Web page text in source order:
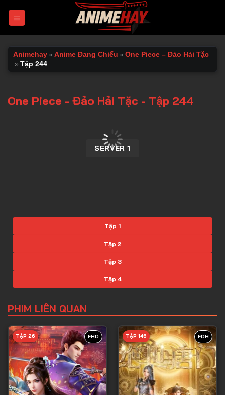
Animehay » Anime Đang Chiếu » One Piece – Đảo Hải Tặc
» Tập 244
One Piece - Đảo Hải Tặc - Tập 244
SERVER 1
Tập 1
Tập 2
Tập 3
Tập 4
Tập 6
Tập 8
Tập 9
Tập 10
PHIM LIÊN QUAN
FHD
TẬP 26 FDH
TẬP 146